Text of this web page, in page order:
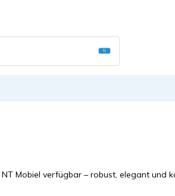
Verwende
Mobiel verfügbar – robust, elegant und